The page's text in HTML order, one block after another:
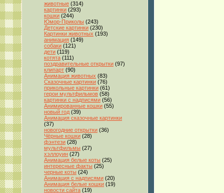
животные (314)
картинки (293)
кошки (244)
Юмор-Приколы (243)
Детские картинки (230)
Картинки животных (193)
анимация (149)
собаки (121)
дети (119)
котята (111)
поздравительные открытки (97)
клипарт (90)
Анимация животных (83)
Сказочные картинки (76)
прикольные картинки (61)
герои мультфильмов (58)
картинки с надписями (56)
Анимированные кошки (55)
новый год (39)
Анимация сказочные картинки
(37)
новогодние открытки (36)
Чёрные кошки (28)
фэнтези (28)
мультфильмы (27)
хэллоуин (27)
Анимация белые коты (25)
интересные факты (25)
черные коты (24)
Анимация с надписями (20)
Анимация белые кошки (19)
новости сайта (19)